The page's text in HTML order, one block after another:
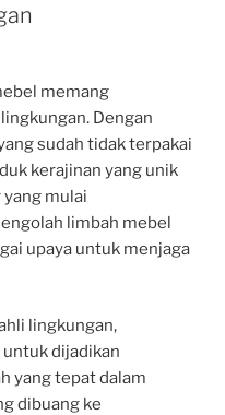
memang
Dengan
sudah tidak terpakai
kerajinan yang unik
mulai
limbah mebel
upaya untuk menjaga
lingkungan,
dijadikan
yang tepat dalam
dibuang ke